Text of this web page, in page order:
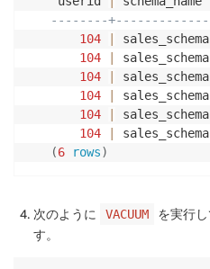
--------
104
sales_schema
104
sales_schema
104
sales_schema
104
sales_schema
104
sales_schema
104
sales_schema
(6 rows)
次のように VACUUM
を実行
す。